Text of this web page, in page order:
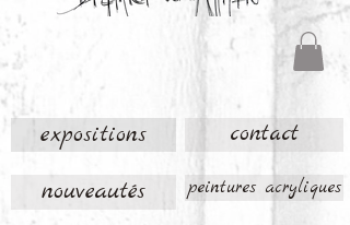
expositions contact
nouveautés peintures acryliques